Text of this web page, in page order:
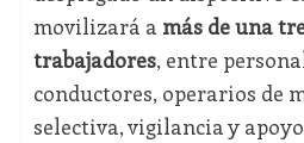
movilizará a más de una
trabajadores, entre
conductores, operarios de
selectiva, vigilancia y